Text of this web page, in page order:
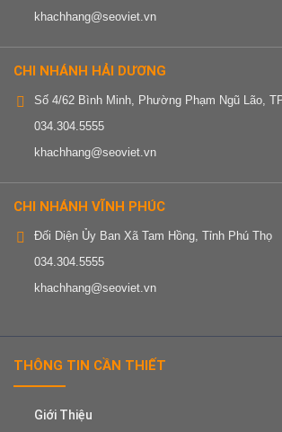
khachhang@seoviet.vn
CHI NHÁNH HẢI DƯƠNG
Số 4/62 Bình Minh, Phường Phạm Ngũ Lão,
034.304.5555
khachhang@seoviet.vn
CHI NHÁNH VĨNH PHÚC
Đối Diện Ủy Ban Xã Tam Hồng, Tỉnh Phú Thọ
034.304.5555
khachhang@seoviet.vn
THÔNG TIN CẦN THIẾT
Giới Thiệu